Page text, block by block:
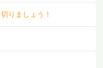
りましょう！